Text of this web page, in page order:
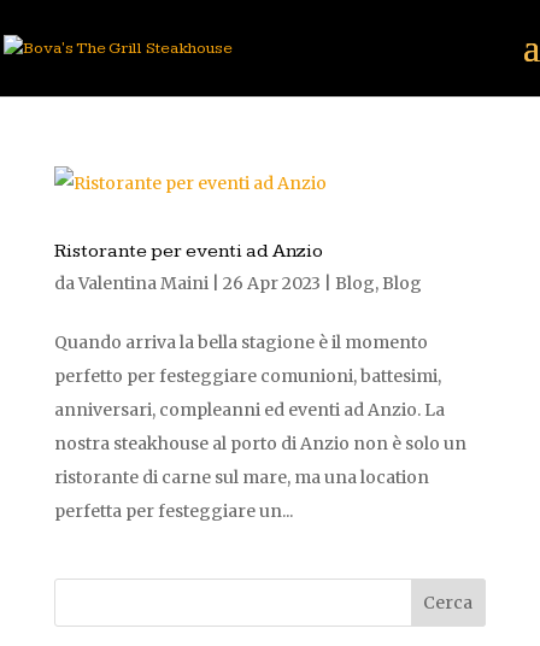
Ristorante per eventi ad Anzio
daValentina Maini| 26 Apr 2023 Blog, Blog
Quando arriva la bella stagione è il momento
perfetto per festeggiare comunioni, battesimi,
anniversari, compleanni ed eventi ad Anzio. La
nostra steakhouse al porto di Anzio non è solo un
ristorante di carne sul mare, ma una location
perfetta per festeggiare un...